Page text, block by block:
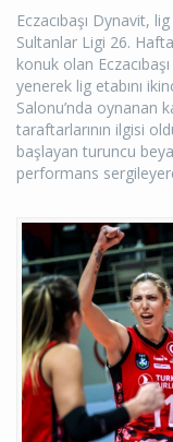
Eczacıbaşı Dynavit,
Sultanlar Ligi 26.
konuk olan
yenerek lig etabını
Salonu’nda oynanan
taraftarlarının ilgisi
başlayan turuncu
performans